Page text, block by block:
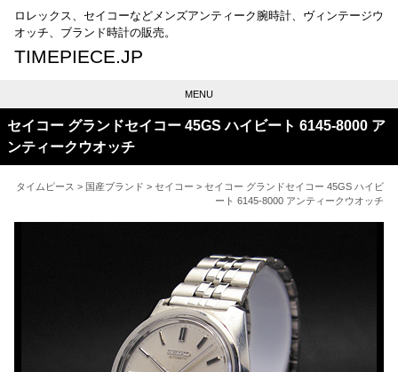
ロレックス、セイコーなどメンズアンティーク腕時計、ヴィンテージウ
オッチ、ブランド時計の販売。
TIMEPIECE.JP
MENU
セイコー グランドセイコー 45GS ハイビート 6145-8000 ア
ンティークウオッチ
タイムピース > 国産ブランド > セイコー > セイコー グランドセイコー 45GS ハイビ
ート 6145-8000 アンティークウオッチ